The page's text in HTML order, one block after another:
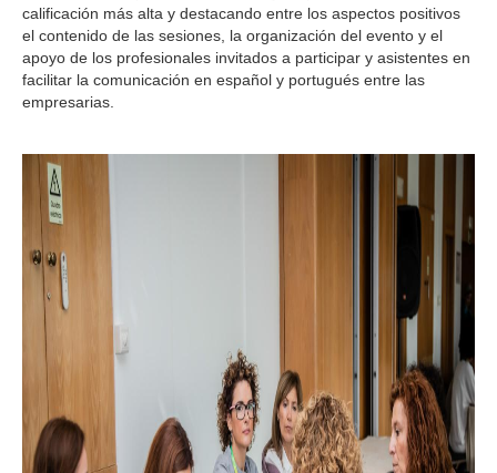
calificación más alta y destacando entre los aspectos positivos
el contenido de las sesiones, la organización del evento y el
apoyo de los profesionales invitados a participar y asistentes en
facilitar la comunicación en español y portugués entre las
empresarias.